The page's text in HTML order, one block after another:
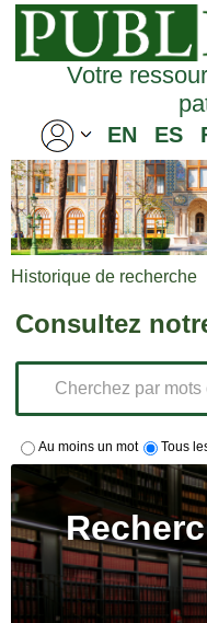
Votre
EN ES
Historique de recherche
Consultez
Au moins un mot Tous